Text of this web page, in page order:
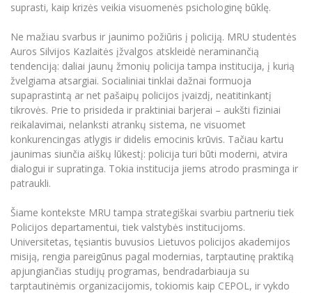
suprasti, kaip krizės veikia visuomenės psichologinę būklę.
Ne mažiau svarbus ir jaunimo požiūris į policiją. MRU studentės
Auros Silvijos Kazlaitės įžvalgos atskleidė neraminančią
tendenciją: daliai jaunų žmonių policija tampa institucija, į kurią
žvelgiama atsargiai. Socialiniai tinklai dažnai formuoja
supaprastintą ar net pašaipų policijos įvaizdį, neatitinkantį
tikrovės. Prie to prisideda ir praktiniai barjerai – aukšti fiziniai
reikalavimai, nelanksti atrankų sistema, ne visuomet
konkurencingas atlygis ir didelis emocinis krūvis. Tačiau kartu
jaunimas siunčia aiškų lūkestį: policija turi būti moderni, atvira
dialogui ir supratinga. Tokia institucija jiems atrodo prasminga ir
patraukli.
Šiame kontekste MRU tampa strategiškai svarbiu partneriu tiek
Policijos departamentui, tiek valstybės institucijoms.
Universitetas, tęsiantis buvusios Lietuvos policijos akademijos
misiją, rengia pareigūnus pagal modernias, tarptautinę praktiką
apjungiančias studijų programas, bendradarbiauja su
tarptautinėmis organizacijomis, tokiomis kaip CEPOL, ir vykdo